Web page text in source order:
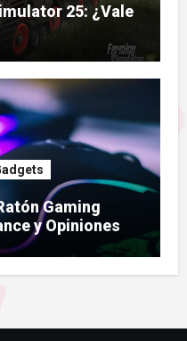
25: ¿Vale
Gaming
y Opiniones